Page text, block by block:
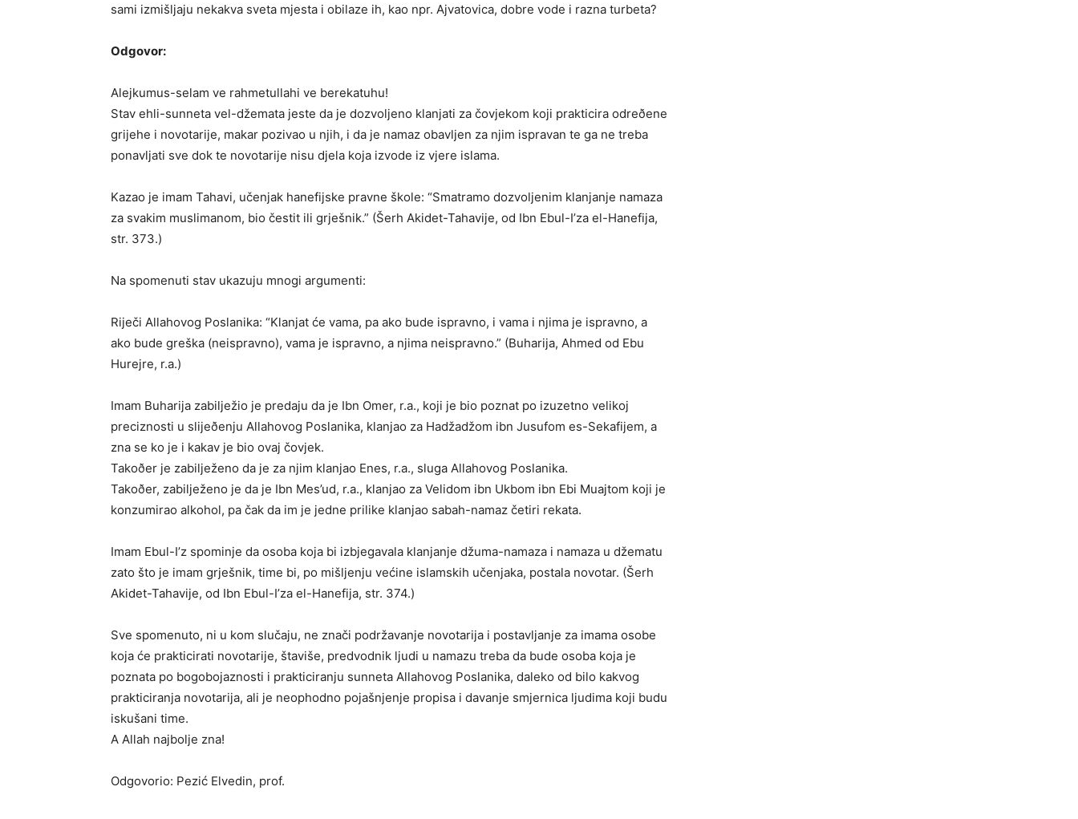
sami izmišljaju nekakva sveta mjesta i obilaze ih, kao npr. Ajvatovica, dobre vode i razna turbeta?
Odgovor:
Alejkumus-selam ve rahmetullahi ve berekatuhu!
Stav ehli-sunneta vel-džemata jeste da je dozvoljeno klanjati za čovjekom koji prakticira odreðene
grijehe i novotarije, makar pozivao u njih, i da je namaz obavljen za njim ispravan te ga ne treba
ponavljati sve dok te novotarije nisu djela koja izvode iz vjere islama.
Kazao je imam Tahavi, učenjak hanefijske pravne škole: “Smatramo dozvoljenim klanjanje namaza
za svakim muslimanom, bio čestit ili grješnik.” (Šerh Akidet-Tahavije, od Ibn Ebul-I’za el-Hanefija,
str. 373.)
Na spomenuti stav ukazuju mnogi argumenti:
Riječi Allahovog Poslanika: “Klanjat će vama, pa ako bude ispravno, i vama i njima je ispravno, a
ako bude greška (neispravno), vama je ispravno, a njima neispravno.” (Buharija, Ahmed od Ebu
Hurejre, r.a.)
Imam Buharija zabilježio je predaju da je Ibn Omer, r.a., koji je bio poznat po izuzetno velikoj
preciznosti u slijeðenju Allahovog Poslanika, klanjao za Hadžadžom ibn Jusufom es-Sekafijem, a
zna se ko je i kakav je bio ovaj čovjek.
Takoðer je zabilježeno da je za njim klanjao Enes, r.a., sluga Allahovog Poslanika.
Takoðer, zabilježeno je da je Ibn Mes’ud, r.a., klanjao za Velidom ibn Ukbom ibn Ebi Muajtom koji je
konzumirao alkohol, pa čak da im je jedne prilike klanjao sabah-namaz četiri rekata.
Imam Ebul-I’z spominje da osoba koja bi izbjegavala klanjanje džuma-namaza i namaza u džematu
zato što je imam grješnik, time bi, po mišljenju većine islamskih učenjaka, postala novotar. (Šerh
Akidet-Tahavije, od Ibn Ebul-I’za el-Hanefija, str. 374.)
Sve spomenuto, ni u kom slučaju, ne znači podržavanje novotarija i postavljanje za imama osobe
koja će prakticirati novotarije, štaviše, predvodnik ljudi u namazu treba da bude osoba koja je
poznata po bogobojaznosti i prakticiranju sunneta Allahovog Poslanika, daleko od bilo kakvog
prakticiranja novotarija, ali je neophodno pojašnjenje propisa i davanje smjernica ljudima koji budu
iskušani time.
A Allah najbolje zna!
Odgovorio: Pezić Elvedin, prof.